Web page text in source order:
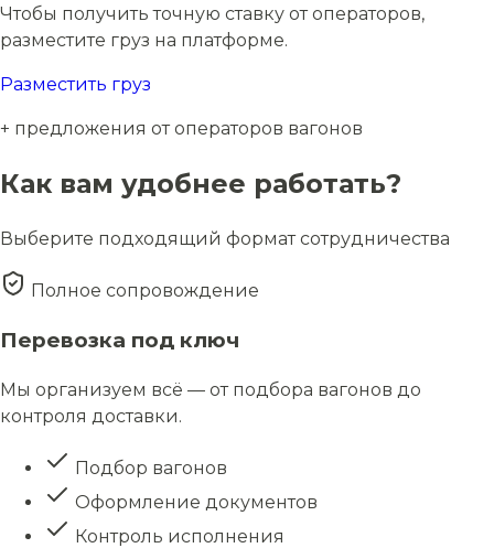
Чтобы получить точную ставку от операторов,
разместите груз на платформе.
Разместить груз
+ предложения от операторов вагонов
Как вам удобнее работать?
Выберите подходящий формат сотрудничества
Полное сопровождение
Перевозка под ключ
Мы организуем всё — от подбора вагонов до
контроля доставки.
Подбор вагонов
Оформление документов
Контроль исполнения